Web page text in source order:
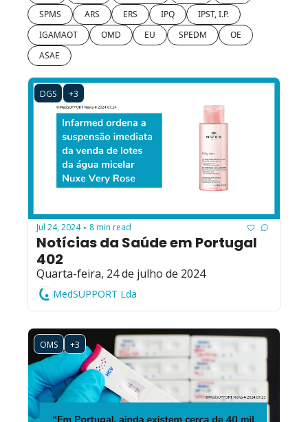
SPMS
ARS ERS IPQ
IPST, I.P.
IGAMAOT
OMD EU SPEDM
OE
ASAE
DGS +3
Jul 24, 2024 • 8 min read
Notícias da Saúde em Portugal
402
Quarta-feira, 24 de julho de 2024
MedSUPPORT Lda
OMS +3